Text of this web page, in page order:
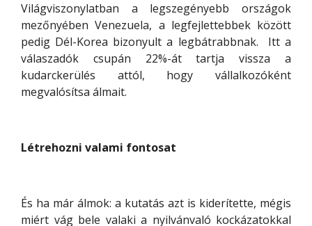
Világviszonylatban a legszegényebb országok
mezőnyében Venezuela, a legfejlettebbek között
pedig Dél-Korea bizonyult a legbátrabbnak. Itt a
válaszadók csupán 22%-át tartja vissza a
kudarckerülés attól, hogy vállalkozóként
megvalósítsa álmait.
Létrehozni valami fontosat
És ha már álmok: a kutatás azt is kiderítette, mégis
miért vág bele valaki a nyilvánvaló kockázatokkal